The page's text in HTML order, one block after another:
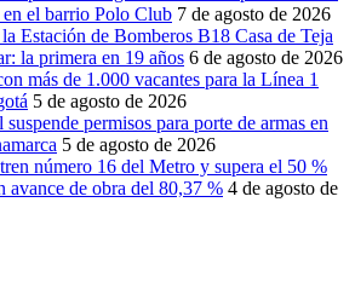
el barrio Polo Club 7 de agosto de 2026
Estación de Bomberos B18 Casa de Teja
la primera en 19 años 6 de agosto de 2026
más de 1.000 vacantes para la Línea 1
5 de agosto de 2026
permisos para porte de armas en
5 de agosto de 2026
número 16 del Metro y supera el 50 %
avance de obra del 80,37 % 4 de agosto de